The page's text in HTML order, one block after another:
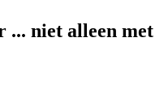
... niet alleen met